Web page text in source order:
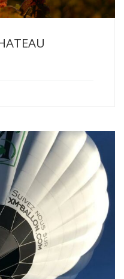
we […]